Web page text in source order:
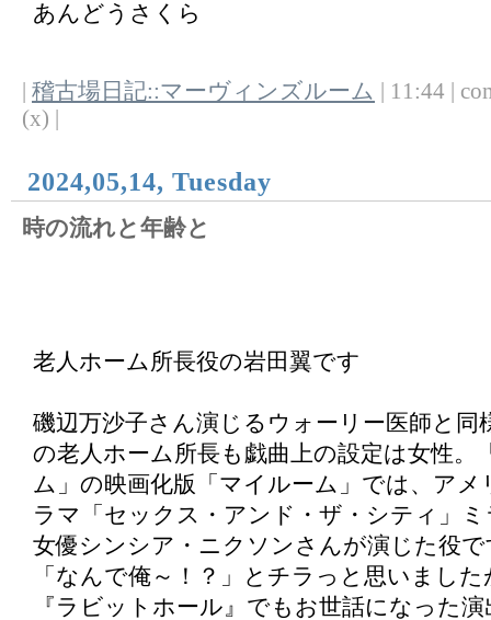
あんどうさくら
稽古場日記::マーヴィンズルーム
| 11:44 |
(x) |
2024,05,14, Tuesday
時の流れと年齢と
老人ホーム所長役の岩田翼です
磯辺万沙子さん演じるウォーリー医師と同
の老人ホーム所長も戯曲上の設定は女性。
ム」の映画化版「マイルーム」では、ア
ラマ「セックス・アンド・ザ・シティ」
女優シンシア・ニクソンさんが演じた役
「なんで俺～！？」とチラっと思いまし
『ラビットホール』でもお世話になった